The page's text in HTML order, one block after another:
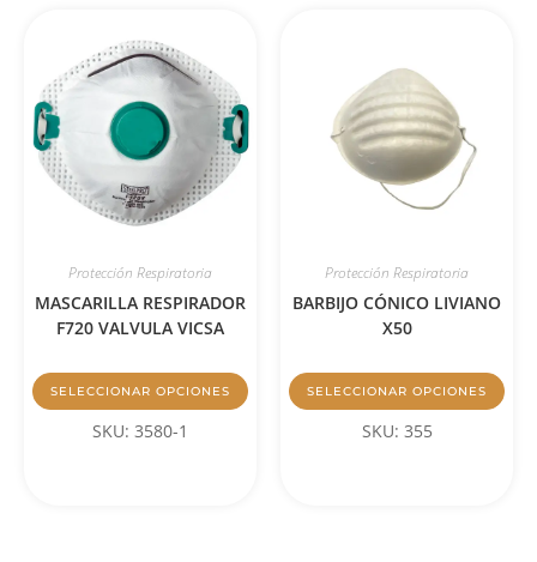
Protección Respiratoria
MASCARILLA RESPIRADOR
F720 VALVULA VICSA
SELECCIONAR OPCIONES
SKU: 3580-1
Protección Respiratoria
BARBIJO CÓNICO LIVIANO
X50
SELECCIONAR OPCIONES
SKU: 355